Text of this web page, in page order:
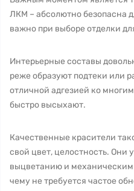
ЛКМ – абсолютно безопасна
важно при выборе отделки
Интерьерные составы
реже образуют подтеки или
отличной адгезией ко
быстро высыхают.
Качественные красители
свой цвет, целостность. Они
выцветанию и
чему не требуется частое